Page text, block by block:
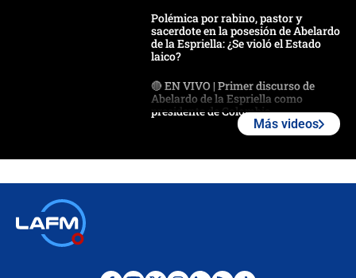
Polémica por rabino, pastor y
sacerdote en la posesión de Abelardo
de la Espriella: ¿Se violó el Estado
laico?
🔴 EN VIVO | Primer discurso de
Abelardo de la Espriella como
presidente de Colombia
Más videos